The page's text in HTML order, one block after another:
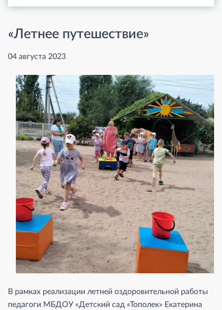
«Летнее путешествие»
04 августа 2023
В рамках реализации летней оздоровительной работы
педагоги МБДОУ «Детский сад «Тополек» Екатерина